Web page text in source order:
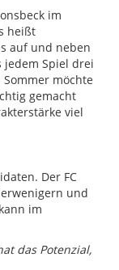
im
heißt
auf und neben
jedem Spiel drei
möchte
gemacht
viel
Der FC
und
im
das Potenzial,